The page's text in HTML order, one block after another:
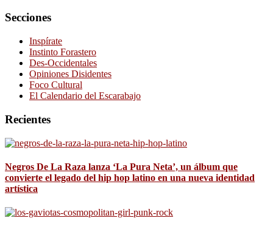
Secciones
Inspírate
Instinto Forastero
Des-Occidentales
Opiniones Disidentes
Foco Cultural
El Calendario del Escarabajo
Recientes
Negros De La Raza lanza ‘La Pura Neta’, un álbum que
convierte el legado del hip hop latino en una nueva identidad
artística